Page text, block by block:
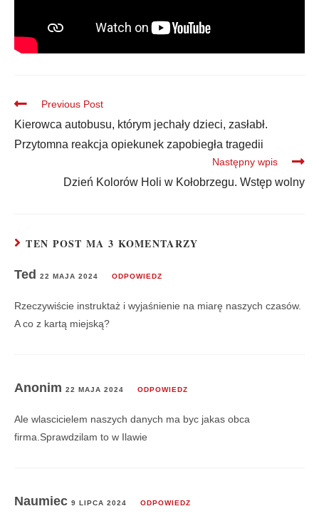
Previous Post
Kierowca autobusu, którym jechały dzieci, zasłabł.
Przytomna reakcja opiekunek zapobiegła tragedii
Następny wpis
Dzień Kolorów Holi w Kołobrzegu. Wstęp wolny
TEN POST MA 3 KOMENTARZY
Ted 22 MAJA 2024 ODPOWIEDZ
Rzeczywiście instruktaż i wyjaśnienie na miarę naszych czasów.
A co z kartą miejską?
Anonim 22 MAJA 2024 ODPOWIEDZ
Ale wlascicielem naszych danych ma byc jakas obca
firma.Sprawdzilam to w Ilawie
Naumiec 9 LIPCA 2024 ODPOWIEDZ